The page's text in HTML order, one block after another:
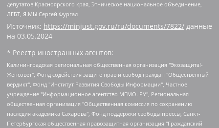
депутатов Красноярского края, Этническое национальное объединение,
ЛГБТ, Я.МЫ Сергей Фургал
Источник: https://minjust.gov.ru/ru/documents/7822/ данные
на 03.05.2024
* Реестр иностранных агентов:
Калининградская региональная общественная организация "Экозащита!-Женсовет", Фонд содействия защите прав и свобод граждан "Общественный вердикт", Фонд "Институт Развития Свободы Информации", Частное учреждение "Информационное агентство МЕМО. РУ", Региональная общественная организация "Общественная комиссия по сохранению наследия академика Сахарова", Фонд поддержки свободы прессы, Санкт-Петербургская общественная правозащитная организация "Гражданский контроль", Межрегиональная общественная организация "Информационно-просветительский центр "Мемориал", Региональный Фонд "Центр Защиты Прав Средств Массовой Информации", с 05.12.2023 Фонд "Центр Защиты Прав Средств массовой информации", Региональная общественная благотворительная организация помощи беженцам и мигрантам "Гражданское содействие", Негосударственное образовательное учреждение дополнительного профессионального образования (повышение квалификации) специалистов "АКАДЕМИЯ ПО ПРАВАМ ЧЕЛОВЕКА", Свердловская региональная общественная организация "Сутяжник", Автономная некоммерческая организация "Центр независимых социологических исследований", Союз общественных объединений "Российский исследовательский центр по правам человека", Региональное общественное учреждение научно-информационный центр "МЕМОРИАЛ", Некоммерческая организация "Фонд защиты гласности", Автономная некоммерческая организация "Институт прав человека", Городская общественная организация "Екатеринбургское общество "МЕМОРИАЛ", Городская общественная организация "Рязанское историко-просветительское и правозащитное общество "Мемориал" (Рязанский Мемориал), Челябинский региональный орган общественной самодеятельности – женское общественное объединение "Женщины Евразии", Челябинский региональный орган общественной самодеятельности "Уральская правозащитная группа", Фонд содействия защите здоровья и социальной справедливости имени Андрея Рылькова, Автономная Некоммерческая Организация "Аналитический Центр Юрия Левады", Автономная некоммерческая организация социальной поддержки населения "Проект Апрель", Региональная общественная организация помощи женщинам и детям, находящимся в кризисной ситуации "Информационно-методический центр "Анна", Фонд содействия развитию массовых коммуникаций и правовому просвещению "Так-так-Так", Фонд содействия устойчивому развитию "Серебряная тайга", Свердловский региональный общественный фонд социальных проектов "Новое время", "Idel.Реалии", Кавказ.Реалии, Крым.Реалии, Телеканал Настоящее Время, Татаро-башкирская служба Радио Свобода (Azatliq Radiosi), Радио Свободная Европа/Радио Свобода (PCE/PC), "Сибирь.Реалии", "Фактограф", Благотворительный фонд помощи осужденным и их семьям, Автономная некоммерческая организация "Институт глобализации и социальных движений", Фонд "В защиту прав заключенных", Частное учреждение "Центр поддержки и содействия развитию средств массовой информации", Пензенский региональный общественный благотворительный фонд "Гражданский союз", "Север.Реалии", Некоммерческая организация Фонд "Правовая инициатива", Общество с ограниченной ответственностью "Радио Свободная Европа/Радио Свобода", Чешское информационное агентство "MEDIUM-ORIENT", Красноярская региональная общественная организация "Мы против СПИДа", Камалягин Денис Николаевич, Маркелов Сергей Евгеньевич, Пономарев Лев Александрович, Савицкая Людмила Алексеевна, Автономная некоммерческая организация "Центр по работе с проблемой насилия "НАСИЛИЮ.НЕТ", Межрегиональный профессиональный союз работников здравоохранения "Альянс врачей", Юридическое лицо, зарегистрированное в Латвийской Республике, SIA "Medusa Project" (регистрационный номер 40103797863, дата регистрации 10.06.2014), Некоммерческая организация "Фонд по борьбе с коррупцией", Автономная некоммерческая организация "Институт права и публичной политики", Баданин Роман Сергеевич, Гликин Максим Александрович, Железнова Мария Михайловна, Лукьянова Юлия Сергеевна, Маетная Елизавета Витальевна, Маняхин Петр Борисович, Чуракова Ольга Владимировна, Ярош Юлия Петровна, Юридическое лицо "The Insider SIA", зарегистрированное в Риге, Латвийская Республика (дата регистрации 26.06.2015), являющееся администратором доменного имени интернет-издания "The Insider SIA", https://theins.ru, Постернак Алексей Евгеньевич, Рубин Михаил Аркадьевич, Анин Роман Александрович, Юридическое лицо Istories fonds, зарегистрированное в Латвийской Республике (регистрационный номер 50008295751, дата регистрации 24.02.2020), Великовский Дмитрий Александрович, Долинина Ирина Николаевна, Мароховская Алеся Алексеевна, Шлейнов Роман Юрьевич, Шмагун Олеся Валентиновна, Общество с ограниченной ответственностью "Альтаир 2021", Общество с ограниченной ответственностью "Вега 2021", Общество с ограниченной ответственностью "Главный редактор 2021", Общество с ограниченной ответственностью "Ромашки монолит", Важенков Артем Валерьевич, Ивановская областная общественная организация "Центр гендерных исследований", Гурман Юрий Альбертович, Медиапроект "ОВД-Инфо", Егоров Владимир Владимирович, Жилинский Владимир Александрович, Общество с ограниченной ответственностью "ЗП", Иванова София Юрьевна, Карезина Инна Павловна, Кильтау Екатерина Викторовна, Петров Алексей Викторович, Пискунов Сергей Евгеньевич, Смирнов Сергей Сергеевич, Тихонов Михаил Сергеевич, Общество с ограниченной ответственностью "ЖУРНАЛИСТ-ИНОСТРАННЫЙ АГЕНТ", Арапова Галина Юрьевна, Вольтская Татьяна Анатольевна, Американская компания "Mason G.E.S. Anonymous Foundation" (США), являющаяся владельцем интернет-издания https://mnews.world/, Компания "Stichting Bellingcat", зарегистрированная в Нидерландах (дата регистрации 11.07.2018), Захаров Андрей Вячеславович, Клепиковская Екатерина Дмитриевна, Общество с ограниченной ответственностью "МЕМО", Перл Роман Александрович, Симонов Евгений Алексеевич, Соловьева Елена Анатольевна, Сотников Даниил Владимирович, Сурначева Елизавета Дмитриевна, Автономная некоммерческая организация по защите прав человека и информированию населения "Якутия – Наше Мнение", Общество с ограниченной ответственностью "Москоу диджитал медиа", с 26.01.2023 Общество с ограниченной ответственностью "Чайка Белые сады", Ветошкина Валерия Валерьевна, Заговора Максим Александрович, Межрегиональное общественное движение "Российская ЛГБТ - сеть", Оленичев Максим Владимирович, Павлов Иван Юрьевич, Скворцова Елена Сергеевна, Общество с ограниченной ответственностью "Как бы инагент", Кочетков Игорь Викторович, Общество с ограниченной ответственностью "Честные выборы", Еланчик Олег Александрович, Общество с ограниченной ответственностью "Нобелевский призыв", Гималова Регина Эмилевна, Григорьев Андрей Валерьевич, Григорьева Алина Александровна, Ассоциация по содействию защите прав призывников, альтернативнослужащих и военнослужащих "Правозащитная группа "Гражданин.Армия.Право", Хисамова Регина Фаритовна, Автономная некоммерческая организация по реализации социально-правовых программ "Лилит", Дальневосточное общественное движение "Маяк", Санкт-Петербургская ЛГБТ-инициативная группа "Выход", Инициативная группа ЛГБТ+ "Реверс", Алексеев Андрей Викторович, Бекбулатова Таисия Львовна, Беляев Иван Михайлович, Владыкина Елена Сергеевна, Гельман Марат Александрович, Никульшина Вероника Юрьевна, Толоконникова Надежда Андреевна, Шендерович Виктор Анатольевич, Общество с ограниченной ответственностью "Данное сообщение", Общество с ограниченной ответственностью Издательский дом "Новая глава", Айнбиндер Александра Александровна, Московский комьюнити-центр для ЛГБТ+инициатив, Благотворительный фонд развития филантропии, Deutsche Welle (Германия, Kurt-Schumacher-Strasse 3, 53113 Bonn), Борзунова Мария Михайловна, Воробьев Виктор Викторович, Голубева Анна Львовна, Константинова Алла Михайловна, Малкова Ирина Владимировна, Мурадов Мурад Абдулгалимович, Осетинская Елизавета Николаевна, Понасенков Евгений Николаевич, Ганапольский Матвей Юрьевич, Киселев Евгений Алексеевич, Борухович Ирина Григорьевна, Дремин Иван Тимофеевич, Дубровский Дмитрий Викторович, Красноярская региональная общественная организация поддержки и развития альтернативных образовательных технологий и межкультурных коммуникаций "ИНТЕРРА", Маяковская Екатерина Алексеевна, Фейгин Марк Захарович, Филимонов Андрей Викторович, Дзугкоева Регина Николаевна, Доброхотов Роман Александрович, Дудь Юрий Александрович, Елкин Сергей Владимирович, Кругликов Кирилл Игоревич, Сабунаева Мария Леонидовна, Семенов Алексей Владимирович, Шаинян Карен Багратович, Шульман Екатерина Михайловна, Асафьев Артур Валерьевич, Вахштайн Виктор Семенович, Венедиктов Алексей Алексеевич, Лушникова Екатерина Евгеньевна, Волков Леонид Михайлович, Невзоров Александр Глебович, Пархоменко Сергей Борисович, Сироткин Ярослав Николаевич, Кара-Мурза Владимир Владимирович, Баранова Наталья Владимировна, Гозман Леонид Яковлевич, Кагарлицкий Борис Юльевич, Климарев Михаил Валерьевич, Милов Владимир Станиславович, Автономная некоммерческая организация Краснодарский центр современного искусства "Типография", Моргенштерн Алишер Тагирович, Соболь Любовь Эдуардовна, Общество с ограниченной ответственностью "ЛИЗА НОРМ", Каспаров Гарри Кимович, Ходорковский Михаил Борисович, Общество с ограниченной ответственностью "Апрельские тезисы", Данилович Ирина Брониславовна, Кашин Олег Владимирович, Петров Николай Владимирович, Пивоваров Алексей Владимирович, Соколов Михаил Владимирович, Цветкова Юлия Владимировна, Чичваркин Евгений Александрович, Комитет против пыток/Команда против пыток, Общество с ограниченной ответственностью "Первый научный", Общество с ограниченной ответственностью "Вертолет и ко", Белоцерковская Вероника Борисовна, Кац Максим Евгеньевич, Лазарева Татьяна Юрьевна, Шаведдинов Руслан Табризович, Яшин Илья Валерьевич, Общество с ограниченной ответственностью "Иноагент ААВ", Алешковский Дмитрий Петрович, Альбац Евгения Марковна, Быков Дмитрий Львович, Галямина Юлия Евгеньевна, Лойко Сергей Леонидович, Мартынов Кирилл Константинович, Медведев Сергей Александрович, Крашенинников Федор Геннадиевич, Гордеева Катерина Вл